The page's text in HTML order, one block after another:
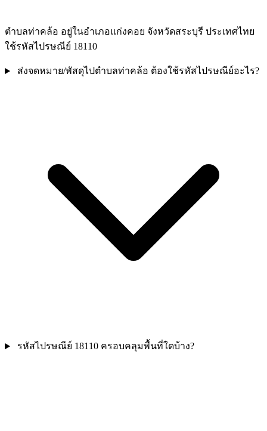
ตำบลท่าคล้อ อยู่ในอำเภอแก่งคอย จังหวัดสระบุรี ประเทศไทย
ใช้รหัสไปรษณีย์ 18110
ส่งจดหมาย/พัสดุไปตำบลท่าคล้อ ต้องใช้รหัสไปรษณีย์อะไร?
รหัสไปรษณีย์ 18110 ครอบคลุมพื้นที่ใดบ้าง?